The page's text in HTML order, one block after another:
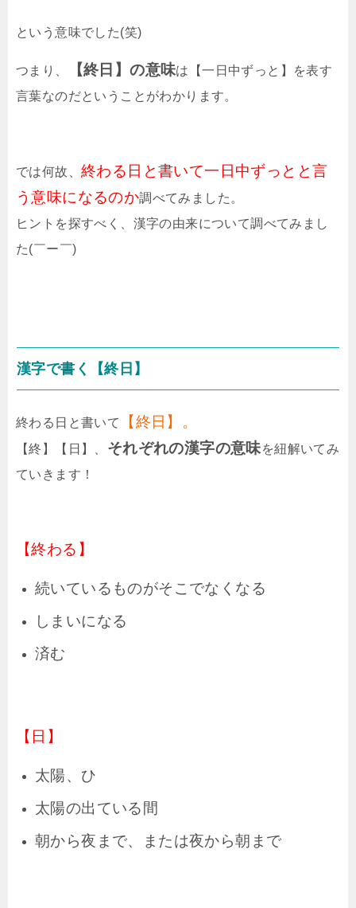
という意味でした(笑)
つまり、 【終日】の意味は【一日中ずっと】を表す
言葉なのだということがわかります。
では何故、 終わる日と書いて一日中ずっとと言
う意味になるのか調べてみました。
ヒントを探すべく、漢字の由来について調べてみまし
た(￣ー￣)
漢字で書く【終日】
終わる日と書いて 【終日】。
【終】【日】、 それぞれの漢字の意味を紐解いてみ
ていきます！
【終わる】
続いているものがそこでなくなる
しまいになる
済む
【日】
太陽、ひ
太陽の出ている間
朝から夜まで、または夜から朝まで